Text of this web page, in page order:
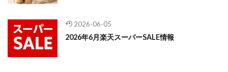
2026-06-05
2026年6月楽天スーパーSALE情報